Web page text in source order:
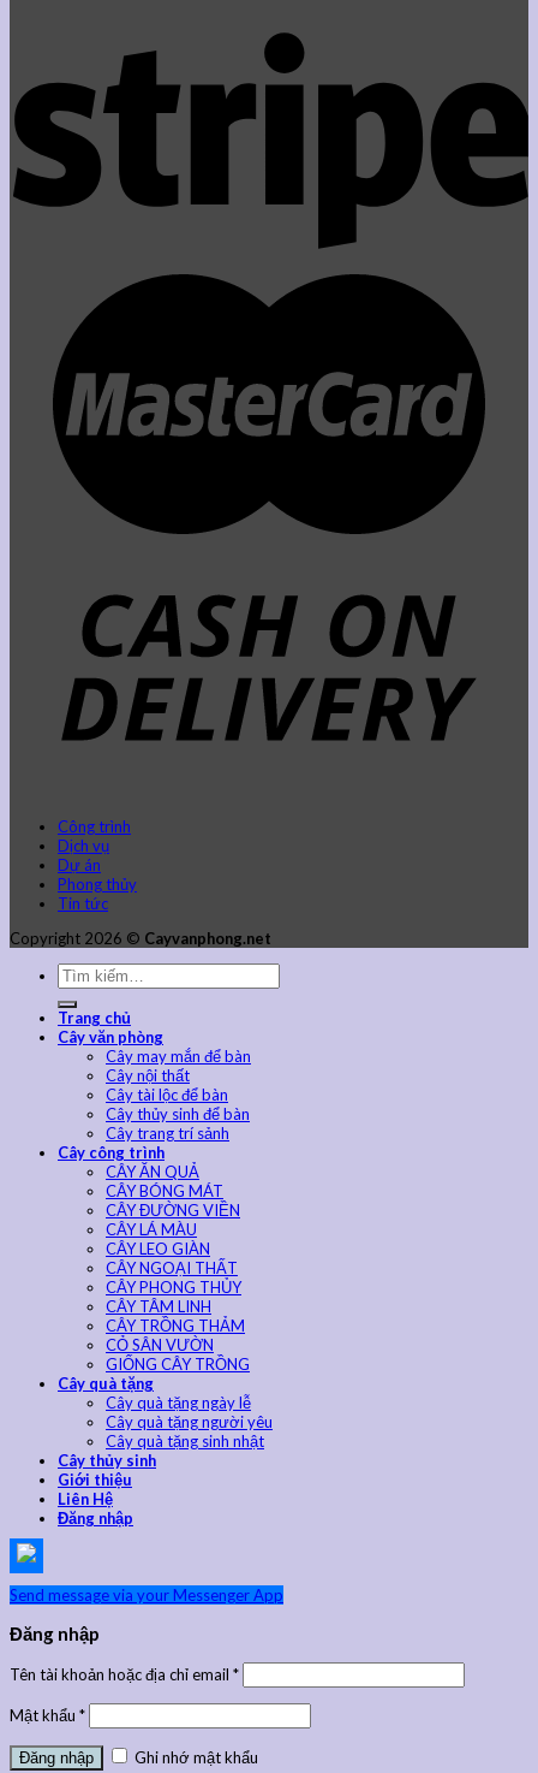
Công trình
Dịch vụ
Dự án
Phong thủy
Tin tức
Copyright 2026 © Cayvanphong.net
Trang chủ
Cây văn phòng
Cây may mắn để bàn
Cây nội thất
Cây tài lộc để bàn
Cây thủy sinh để bàn
Cây trang trí sảnh
Cây công trình
CÂY ĂN QUẢ
CÂY BÓNG MÁT
CÂY ĐƯỜNG VIỀN
CÂY LÁ MÀU
CÂY LEO GIÀN
CÂY NGOẠI THẤT
CÂY PHONG THỦY
CÂY TÂM LINH
CÂY TRỒNG THẢM
CỎ SÂN VƯỜN
GIỐNG CÂY TRỒNG
Cây quà tặng
Cây quà tặng ngày lễ
Cây quà tặng người yêu
Cây quà tặng sinh nhật
Cây thủy sinh
Giới thiệu
Liên Hệ
Đăng nhập
Send message via your Messenger App
Đăng nhập
Tên tài khoản hoặc địa chỉ email *
Mật khẩu *
Ghi nhớ mật khẩu